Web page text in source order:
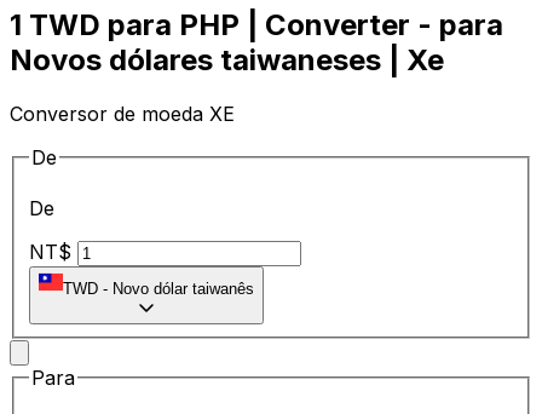
1 TWD para PHP | Converter - para
Novos dólares taiwaneses | Xe
Conversor de moeda XE
De
De
NT$
TWD - Novo dólar taiwanês
Para